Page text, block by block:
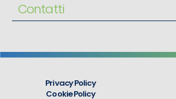
Contatti
Privacy Policy
Cookie Policy